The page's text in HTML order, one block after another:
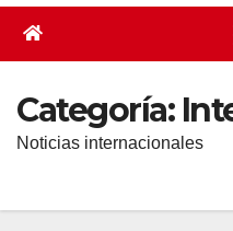
Categoría:
Noticias internacionales